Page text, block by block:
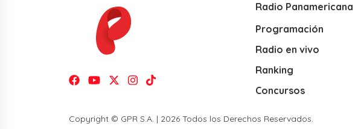
Radio Panamericana
Programación
Radio en vivo
Ranking
Concursos
Copyright © GPR S.A. | 2026 Todos los Derechos Reservados.